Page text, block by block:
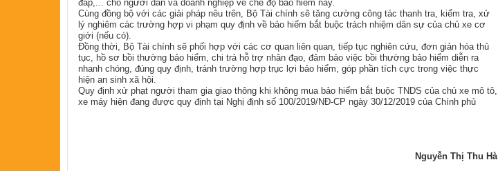
đáp,... cho người dân và doanh nghiệp về chế độ bảo hiểm này.
Cùng đồng bộ với các giải pháp nêu trên, Bộ Tài chính sẽ tăng cường công tác thanh tra, kiểm tra, xử
lý nghiêm các trường hợp vi phạm quy định về bảo hiểm bắt buộc trách nhiệm dân sự của chủ xe cơ
giới (nếu có).
Đồng thời, Bộ Tài chính sẽ phối hợp với các cơ quan liên quan, tiếp tục nghiên cứu, đơn giản hóa thủ
tục, hồ sơ bồi thường bảo hiểm, chi trả hỗ trợ nhân đạo, đảm bảo việc bồi thường bảo hiểm diễn ra
nhanh chóng, đúng quy định, tránh trường hợp trục lợi bảo hiểm, góp phần tích cực trong việc thực
hiện an sinh xã hội.
Quy định xử phạt người tham gia giao thông khi không mua bảo hiểm bắt buộc TNDS của chủ xe mô tô,
xe máy hiện đang được quy định tại Nghị định số 100/2019/NĐ-CP ngày 30/12/2019 của Chính phủ
Nguyễn Thị Thu Hà